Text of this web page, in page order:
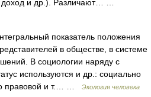
доход и др.). Различают… …
показатель положения
в обществе, в системе
В социологии наряду с
используются и др.: социально
пра­вовой и т.… …
Экология человека